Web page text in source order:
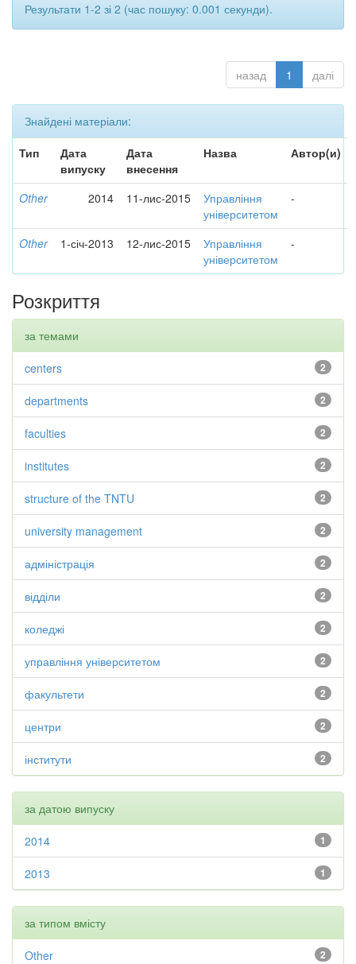
Результати 1-2 зі 2 (час пошуку: 0.001 секунди).
назад 1 далі
Знайдені матеріали:
Тип
Дата
випуску
Дата
внесення
Назва Автор(и)
Other 2014 11-лис-2015
Управління
університетом
-
Other 1-січ-2013 12-лис-2015
Управління
університетом
-
Розкриття
за темами
2
centers
2
departments
2
faculties
2
institutes
2
structure of the TNTU
2
university management
2
адміністрація
2
відділи
2
коледжі
2
управління університетом
2
факультети
2
центри
2
інститути
за датою випуску
1
2014
1
2013
за типом вмісту
2
Other